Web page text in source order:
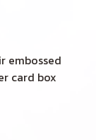
embossed
card box